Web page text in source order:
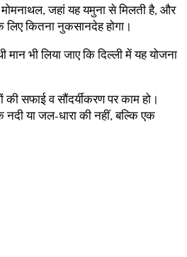
जहां यह यमुना से मिलती है, और
कितना नुकसानदेह होगा।
भी लिया जाए कि दिल्ली में यह योजना
सफाई व सौंदर्यीकरण पर काम हो।
या जल-धारा की नहीं, बल्कि एक